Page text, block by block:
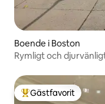
Boende i Boston
Rymligt och
Populär gästfavorit
Gästfavorit